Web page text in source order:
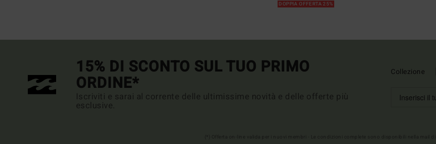
DOPPIA OFFERTA 25%
15% DI SCONTO SUL TUO PRIMO
ORDINE*
Iscriviti e sarai al corrente delle ultimissime novità e delle offerte più
esclusive.
Collezione